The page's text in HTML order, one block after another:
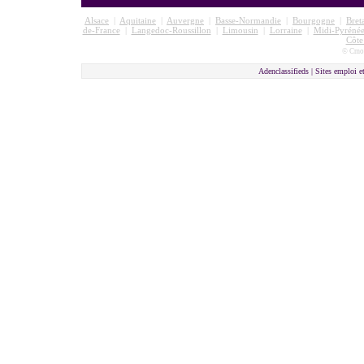
Alsace Aquitaine Auvergne Basse-Normandie Bourgogne
de-France| Langedoc-Roussillon Limousin Lorraine|
Midi-
©
Adenclassifieds | Sites emploi